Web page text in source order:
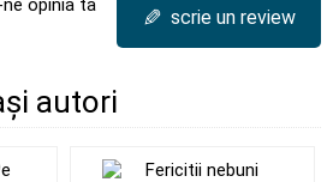
opinia ta
✎ scrie un review
autori